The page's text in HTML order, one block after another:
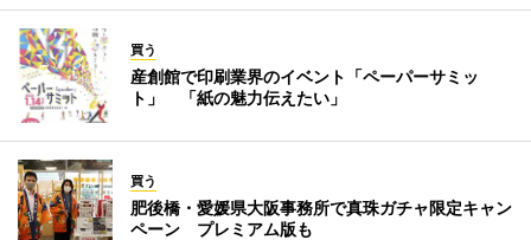
買う
産創館で印刷業界のイベント「ペーパーサミッ
ト」 「紙の魅力伝えたい」
買う
肥後橋・愛媛県大阪事務所で真珠ガチャ限定キャン
ペーン プレミアム版も